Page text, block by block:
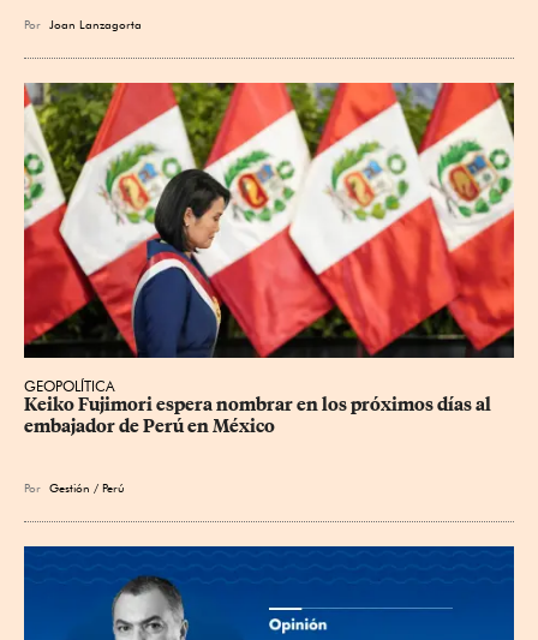
Por Joan Lanzagorta
GEOPOLÍTICA
Keiko Fujimori espera nombrar en los próximos días al
embajador de Perú en México
Por Gestión / Perú